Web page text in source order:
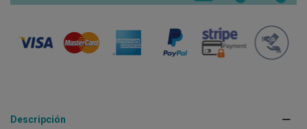
Descripción